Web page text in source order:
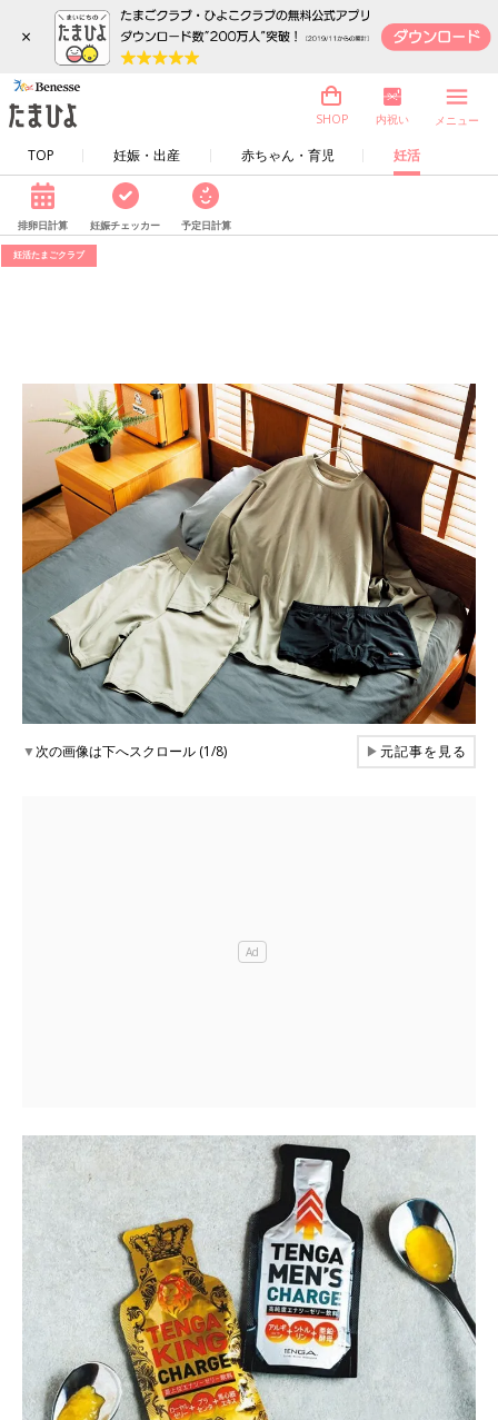
×
TOP 妊娠・出産 赤ちゃん・育児 妊活
SHOP 内祝い メニュー
排卵日計算 妊娠チェッカー 予定日計算
妊活たまごクラブ
▼次の画像は下へスクロール (1/8) ▶元記事を見る